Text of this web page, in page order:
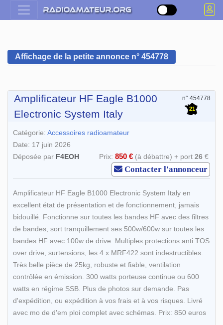
Affichage de la petite annonce n° 454778
Amplificateur HF Eagle B1000
Electronic System Italy
n° 454778
21
Catégorie: Accessoires radioamateur
Date: 17 juin 2026
Déposée par F4EOH Prix: 850 € (à débattre) + port 26€
Contacter l'annonceur
Amplificateur HF Eagle B1000 Electronic System Italy en
excellent état de présentation et de fonctionnement, jamais
bidouillé. Fonctionne sur toutes les bandes HF avec des filtres
de bandes, sort tranquillement ses 500w/600w sur toutes les
bandes HF avec 100w de drive. Multiples protections anti TOS
over drive, surtensions, les 4 x MRF422 sont indestructibles.
Très belle pièce de 25kg, robuste et fiable, ventilation
contrôlée en émission. 300 watts porteuse continue ou 600
watts en régime SSB. Plus de photos sur demande. Pas
d'expédition, ou expédition à vos frais et à vos risques. Livré
avec mo de d'em ploi complet avec schémas. Prix: 850 euros